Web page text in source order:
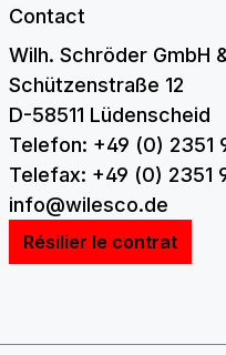
Contact
Wilh. Schröder GmbH
Schützenstraße 12
D-58511 Lüdenscheid
Telefon: +49 (0) 2351
Telefax: +49 (0) 2351
info@wilesco.de
Résilier le contrat